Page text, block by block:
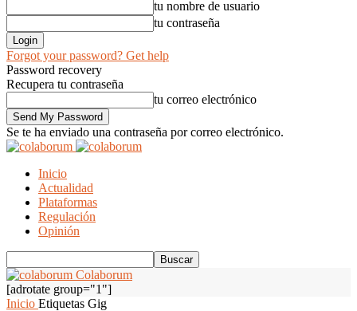
tu nombre de usuario
tu contraseña
Forgot your password? Get help
Password recovery
Recupera tu contraseña
tu correo electrónico
Se te ha enviado una contraseña por correo electrónico.
Inicio
Actualidad
Plataformas
Regulación
Opinión
Colaborum
[adrotate group="1"]
Inicio Etiquetas Gig